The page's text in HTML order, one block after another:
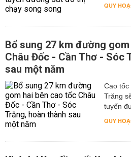
QUY
Bổ sung 27 km đường
Châu Đốc - Cần Thơ - Sóc
sau một năm
Cao
Trăng
tuyến
QUY